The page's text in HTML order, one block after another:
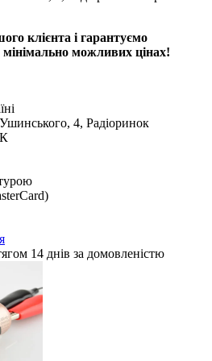
клієнта і гарантуємо
можливих цінах!
4, Радіоринок
14 днів за домовленістю